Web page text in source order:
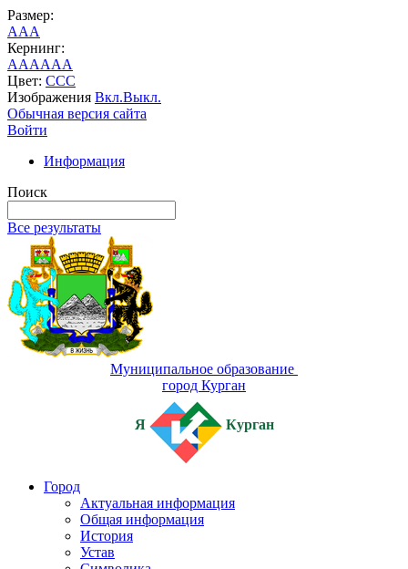
Размер:
AAA
Кернинг:
AAAAAA
Цвет: CCC
Изображения Вкл.Выкл.
Обычная версия сайта
Войти
Информация
Поиск
Все результаты
Муниципальное образование
город Курган
Я Курган
Город
Актуальная информация
Общая информация
История
Устав